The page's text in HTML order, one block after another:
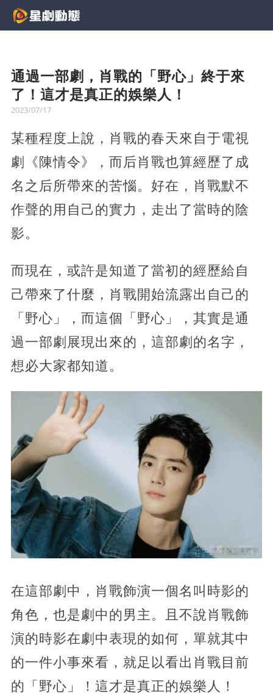
通過一部劇，肖戰的「野心」終于來
了！這才是真正的娛樂人！
2023/07/17
某種程度上說，肖戰的春天來自于電視
劇《陳情令》，而后肖戰也算經歷了成
名之后所帶來的苦惱。好在，肖戰默不
作聲的用自己的實力，走出了當時的陰
影。
而現在，或許是知道了當初的經歷給自
己帶來了什麼，肖戰開始流露出自己的
「野心」，而這個「野心」，其實是通
過一部劇展現出來的，這部劇的名字，
想必大家都知道。
在這部劇中，肖戰飾演一個名叫時影的
角色，也是劇中的男主。且不說肖戰飾
演的時影在劇中表現的如何，單就其中
的一件小事來看，就足以看出肖戰目前
的「野心」！這才是真正的娛樂人！